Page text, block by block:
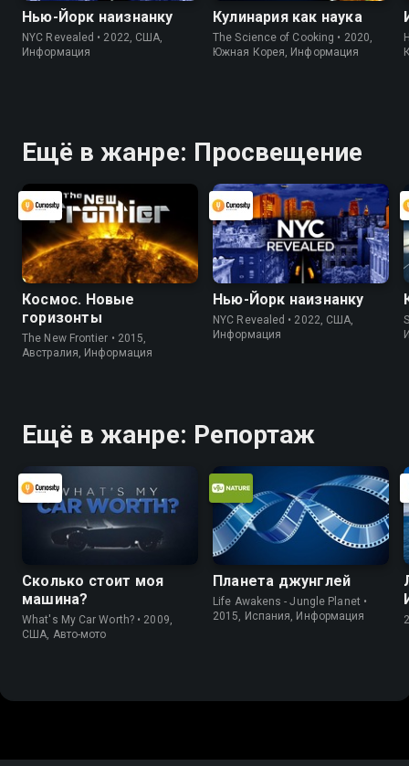
Нью-Йорк наизнанку
NYC Revealed • 2022, США,
Информация
Кулинария как наука
The Science of Cooking • 2020,
Южная Корея, Информация
Ещё в жанре: Просвещение
Космос. Новые
горизонты
The New Frontier • 2015,
Австралия, Информация
Нью-Йорк наизнанку
NYC Revealed • 2022, США,
Информация
Ещё в жанре: Репортаж
Сколько стоит моя
машина?
What's My Car Worth? • 2009,
США, Авто-мото
Планета джунглей
Life Awakens - Jungle Planet •
2015, Испания, Информация